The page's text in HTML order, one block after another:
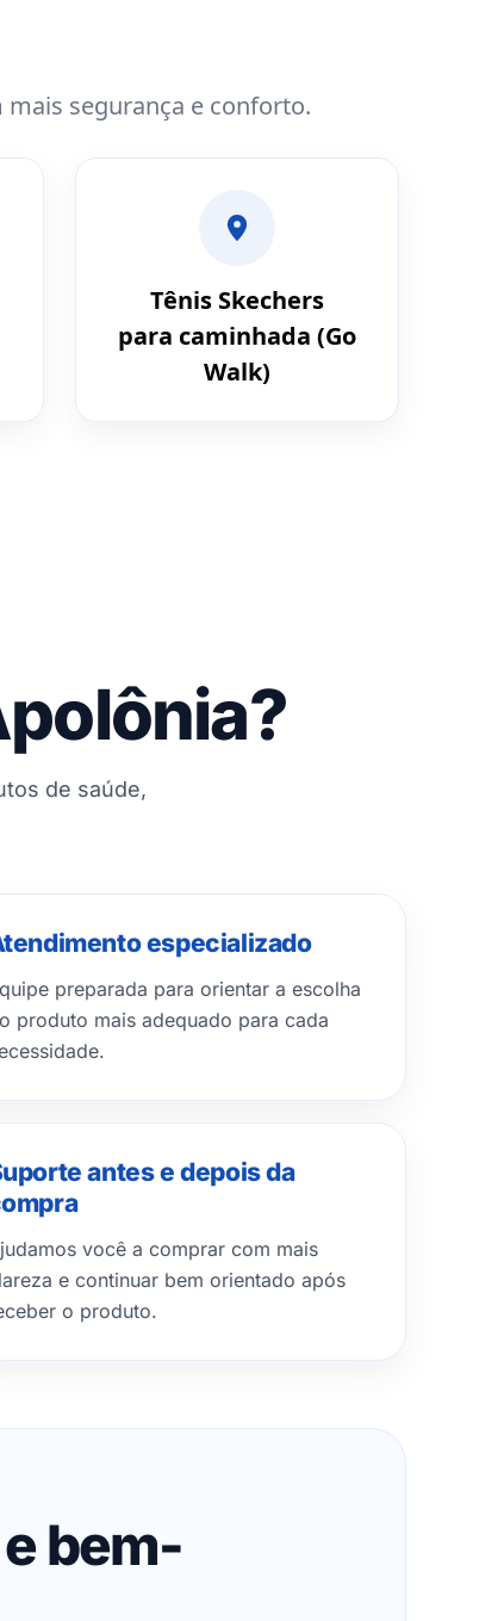
segurança e conforto.
Tênis Skechers
para caminhada (Go
Walk)
de saúde,
especializado
preparada para orientar a escolha
produto mais adequado para cada
antes e depois da
você a comprar com mais
e continuar bem orientado após
o produto.
bem-